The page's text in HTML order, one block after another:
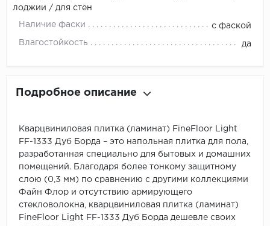
лоджии / для стен
Наличие фаски с фаской
Влагостойкость да
Подробное описание
Кварцвиниловая плитка (ламинат) FineFloor Light
FF-1333 Дуб Борда – это напольная плитка для пола,
разработанная специально для бытовых и домашних
помещений. Благодаря более тонкому защитному
слою (0,3 мм) по сравнению с другими коллекциями
Файн Флор и отсутствию армирующего
стекловолокна, кварцвиниловая плитка (ламинат)
FineFloor Light FF-1333 Дуб Борда дешевле своих